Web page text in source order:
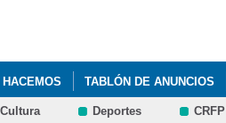
TABLÓN DE ANUNCIOS
Cultura Deportes CRFP